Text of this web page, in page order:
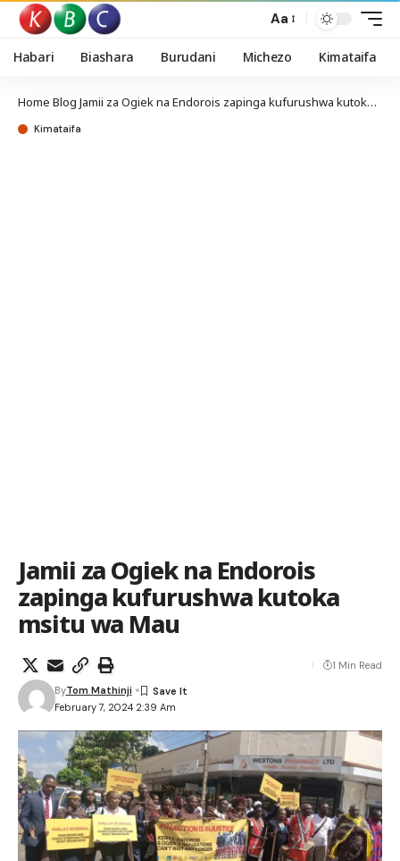
Aa
Habari Biashara Burudani Michezo Kimataifa
Home Blog Jamii za Ogiek na Endorois zapinga kufurushwa kutoka msitu wa Mau
Kimataifa
Jamii za Ogiek na Endorois
zapinga kufurushwa kutoka
msitu wa Mau
February 7, 2024 2:39 Am
ByTom Mathinji
1 Min Read